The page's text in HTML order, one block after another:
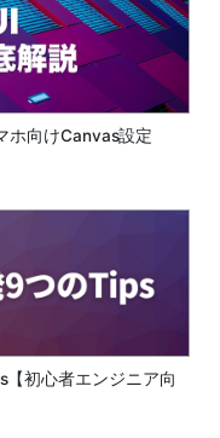
ホ向けCanvas設定
【初心者エンジニア向